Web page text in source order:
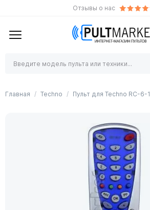
Отзывы о нас
Главная Techno Пульт для Techno RC-6-1